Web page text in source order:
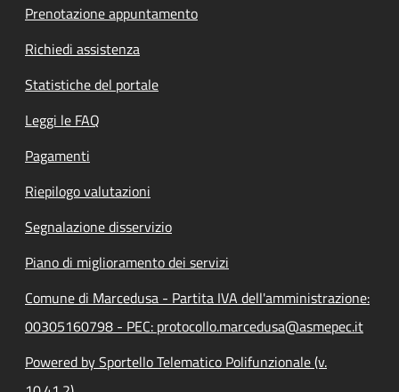
Prenotazione appuntamento
Richiedi assistenza
Statistiche del portale
Leggi le FAQ
Pagamenti
Riepilogo valutazioni
Segnalazione disservizio
Piano di miglioramento dei servizi
Comune di Marcedusa - Partita IVA dell'amministrazione:
00305160798 - PEC: protocollo.marcedusa@asmepec.it
Powered by Sportello Telematico Polifunzionale (v.